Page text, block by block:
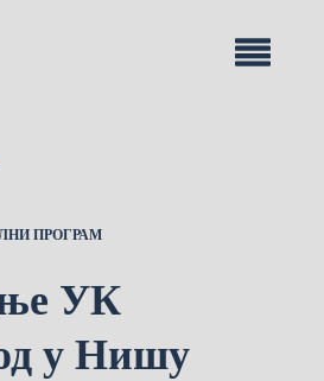
ПРОГРАМ
УК
у Нишу